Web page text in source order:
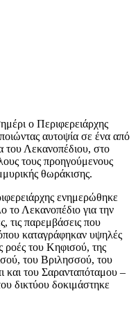
ο Περιφερειάρχης
αυτοψία σε ένα από
του Λεκανοπέδιου, στο
τους προηγούμενους
θωράκισης.
ενημερώθηκε
το Λεκανοπέδιο για την
τις παρεμβάσεις που
καταγράφηκαν υψηλές
ροές του Κηφισού, της
του Βριλησσού, του
και του Σαρανταπόταμου –
δικτύου δοκιμάστηκε